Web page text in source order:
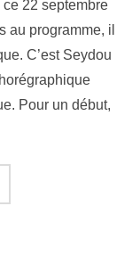
22 septembre
au programme, il
C’est Seydou
Pour un début,